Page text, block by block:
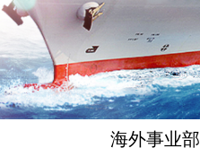
海外事业部